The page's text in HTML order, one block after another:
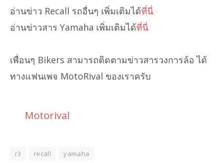
อ่านข่าว Recall รถอื่นๆ เพิ่มเติมได้ที่นี่
อ่านข่าวสาร Yamaha เพิ่มเติมได้ที่นี่
เพื่อนๆ Bikers สามารถติดตามข่าวสารวงการล้อ ได้
ทางแฟนเพจ MotoRival ของเราครับ
Motorival
r3 recall yamaha